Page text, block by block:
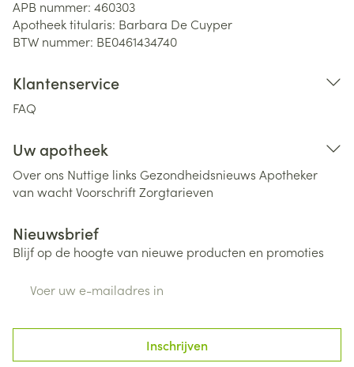
APB nummer: 460303
Apotheek titularis: Barbara De Cuyper
BTW nummer: BE0461434740
Klantenservice
FAQ
Uw apotheek
Over ons Nuttige links Gezondheidsnieuws Apotheker
van wachtVoorschriftZorgtarieven
Nieuwsbrief
Blijf op de hoogte van nieuwe producten en promoties
Inschrijven